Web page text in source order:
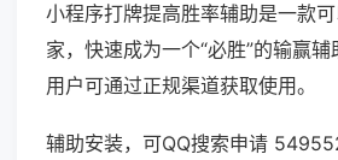
小程序打牌提高胜率辅助是一款
家，快速成为一个“必胜”的输赢
用户可通过正规渠道获取使用。
辅助安装，可QQ搜索申请